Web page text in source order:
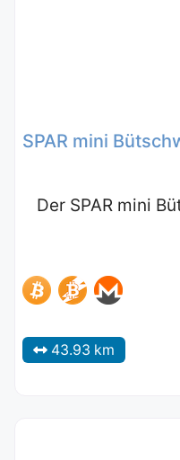
SPAR mini
Der SPAR mini
43.93 km